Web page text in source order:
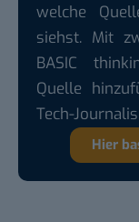
welche
siehst. Mit
BASIC
Quelle
Tech-
Hier